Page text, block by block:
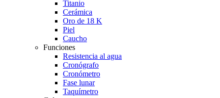
Titanio
Cerámica
Oro de 18 K
Piel
Caucho
Funciones
Resistencia al agua
Cronógrafo
Cronómetro
Fase lunar
Taquímetro